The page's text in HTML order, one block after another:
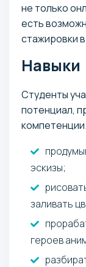
не только
есть
стажировки
Навыки
Студенты
потенциал,
эскизы;
заливать
героев